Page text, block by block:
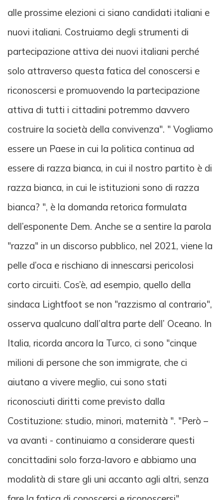
alle prossime elezioni ci siano candidati italiani e
nuovi italiani. Costruiamo degli strumenti di
partecipazione attiva dei nuovi italiani perché
solo attraverso questa fatica del conoscersi e
riconoscersi e promuovendo la partecipazione
attiva di tutti i cittadini potremmo davvero
costruire la società della convivenza". " Vogliamo
essere un Paese in cui la politica continua ad
essere di razza bianca, in cui il nostro partito è di
razza bianca, in cui le istituzioni sono di razza
bianca? ", è la domanda retorica formulata
dell’esponente Dem. Anche se a sentire la parola
"razza" in un discorso pubblico, nel 2021, viene la
pelle d’oca e rischiano di innescarsi pericolosi
corto circuiti. Cos’è, ad esempio, quello della
sindaca Lightfoot se non "razzismo al contrario",
osserva qualcuno dall’altra parte dell’ Oceano. In
Italia, ricorda ancora la Turco, ci sono "cinque
milioni di persone che son immigrate, che ci
aiutano a vivere meglio, cui sono stati
riconosciuti diritti come previsto dalla
Costituzione: studio, minori, maternità ". "Però –
va avanti - continuiamo a considerare questi
concittadini solo forza-lavoro e abbiamo una
modalità di stare gli uni accanto agli altri, senza